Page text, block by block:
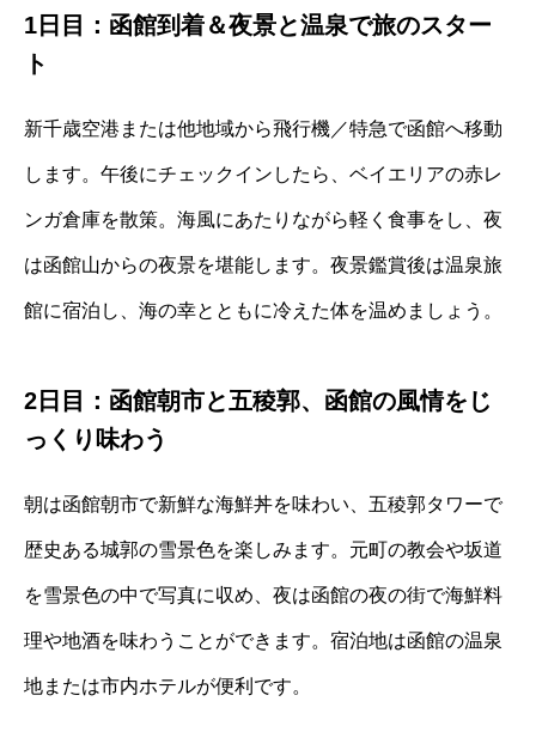
1日目：函館到着＆夜景と温泉で旅のスター
ト
新千歳空港または他地域から飛行機／特急で函館へ移動
します。午後にチェックインしたら、ベイエリアの赤レ
ンガ倉庫を散策。海風にあたりながら軽く食事をし、夜
は函館山からの夜景を堪能します。夜景鑑賞後は温泉旅
館に宿泊し、海の幸とともに冷えた体を温めましょう。
2日目：函館朝市と五稜郭、函館の風情をじ
っくり味わう
朝は函館朝市で新鮮な海鮮丼を味わい、五稜郭タワーで
歴史ある城郭の雪景色を楽しみます。元町の教会や坂道
を雪景色の中で写真に収め、夜は函館の夜の街で海鮮料
理や地酒を味わうことができます。宿泊地は函館の温泉
地または市内ホテルが便利です。